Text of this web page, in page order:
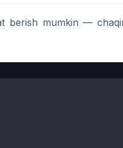
berish mumkin —